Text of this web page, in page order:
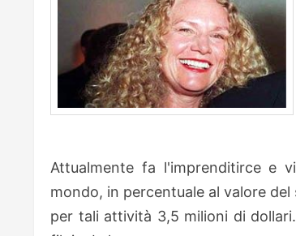
Attualmente fa l'imprenditirce e
mondo, in percentuale al valore
per tali attività 3,5 milioni di